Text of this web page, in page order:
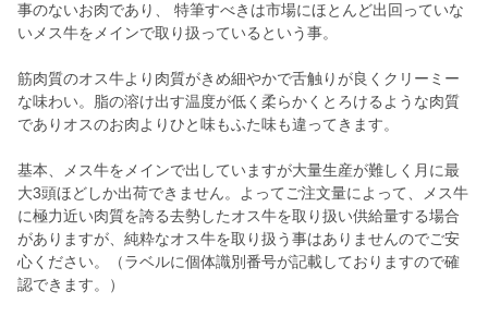
事のないお肉であり、 特筆すべきは市場にほとんど出回っていな
いメス牛をメインで取り扱っているという事。
筋肉質のオス牛より肉質がきめ細やかで舌触りが良くクリーミー
な味わい。脂の溶け出す温度が低く柔らかくとろけるような肉質
でありオスのお肉よりひと味もふた味も違ってきます。
基本、メス牛をメインで出していますが大量生産が難しく月に最
大3頭ほどしか出荷できません。よってご注文量によって、メス牛
に極力近い肉質を誇る去勢したオス牛を取り扱い供給量する場合
がありますが、純粋なオス牛を取り扱う事はありませんのでご安
心ください。（ラベルに個体識別番号が記載しておりますので確
認できます。）